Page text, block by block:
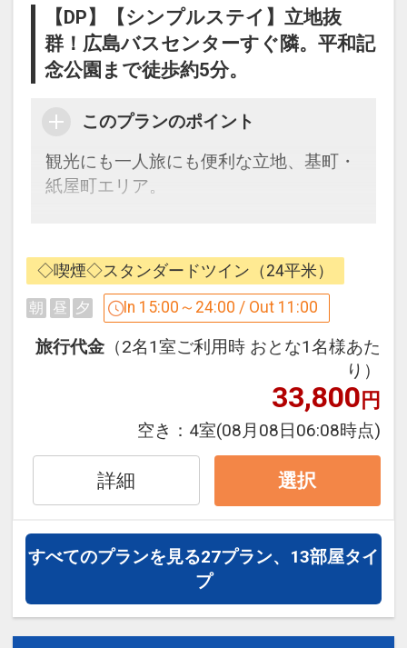
■アクセス■
・広島バスセンター（広島空港リムジン
バス発着）すぐ隣！
15分→「紙屋町西」電停下車、徒歩2分
■周辺施設■
・広島城 … 徒歩約5分
・ひろしま美術館 … 徒歩すぐ
・広島グリーンアリーナ（広島県立総合
体育館）… 徒歩約5分
・縮景園、広島県立美術館 … 徒歩約15分
・MAZDA Zoom-Zoom スタジアム広島
… ホテルよりバスにて約20分
・広島エディオンスタジアム
… ホテルよりアストラムライン「県庁
前」駅乗車約30分、広域公園前」下車、
設定期間：2023年4月24日～2027年5月
インターネットコース番号：DP-2-
200000024563
【DP】【シンプルステイ】立地抜
群！広島バスセンターすぐ隣。平和記
念公園まで徒歩約5分。
このプランのポイント
観光にも一人旅にも便利な立地、基町・
紙屋町エリア。
着）隣接という
分かりやすい抜群の立地で、迷わず楽々
チェックイン。
皆様の貴重な時間をしっかりとサポート
いたします。
・客室は全て14階、22平米以上
・バスルームには、女性に嬉しい拡大鏡
・ズボンプレッサー、加湿空気清浄機完
備
■アクセス■
・広島バスセンター（広島空港リムジン
バス発着）すぐ隣！
◇喫煙◇スタンダードツイン（24平米）
朝 昼 夕 In 15:00～24:00 / Out 11:00
旅行代金 （2名1室ご利用時 おとな1名様あた
り）
33,800円
空き： 4室(08月08日06:08時点)
詳細 選択
すべてのプランを見る27プラン、13部屋タイ
プ